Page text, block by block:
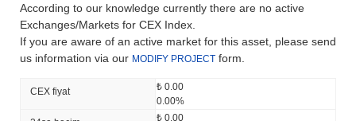
According to our knowledge currently there are no active
Exchanges/Markets for CEX Index.
If you are aware of an active market for this asset, please send
us information via our MODIFY PROJECT form.
CEX fiyat
₺ 0.00
0.00%
₺ 0.00